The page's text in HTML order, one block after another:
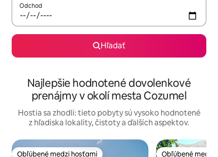
Odchod
Hľadať
Najlepšie hodnotené dovolenkové
prenájmy v okolí mesta Cozumel
Hostia sa zhodli: tieto pobyty sú vysoko hodnotené
z hľadiska lokality, čistoty a ďalších aspektov.
Obľúbené medzi hosťami Obľúbené medzi